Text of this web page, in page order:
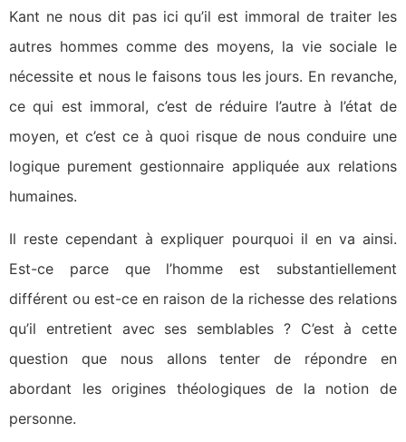
Kant ne nous dit pas ici qu’il est immoral de traiter les
autres hommes comme des moyens, la vie sociale le
nécessite et nous le faisons tous les jours. En revanche,
ce qui est immoral, c’est de réduire l’autre à l’état de
moyen, et c’est ce à quoi risque de nous conduire une
logique purement gestionnaire appliquée aux relations
humaines.
Il reste cependant à expliquer pourquoi il en va ainsi.
Est-ce parce que l’homme est substantiellement
différent ou est-ce en raison de la richesse des relations
qu’il entretient avec ses semblables ? C’est à cette
question que nous allons tenter de répondre en
abordant les origines théologiques de la notion de
personne.